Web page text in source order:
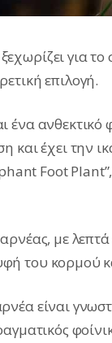
για το
επιλογή.
ανθεκτικό
και έχει την
Foot
με
του κορμού
είναι